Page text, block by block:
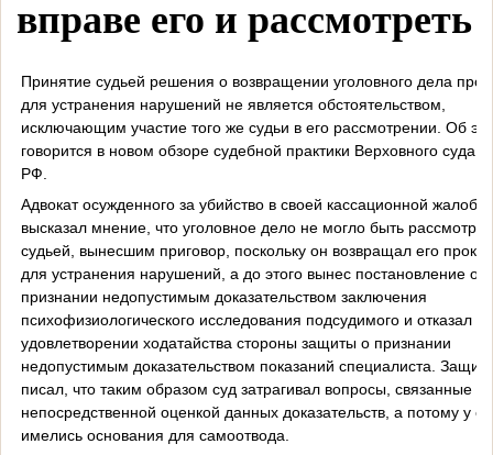
вправе его и рассмотреть
Принятие судьей решения о возвращении уголовного дела
для устранения нарушений не является обстоятельством,
исключающим участие того же судьи в его рассмотрении. Об
говорится в новом обзоре судебной практики Верховного суда
РФ.
Адвокат осужденного за убийство в своей кассационной жалобе
высказал мнение, что уголовное дело не могло быть
судьей, вынесшим приговор, поскольку он возвращал его
для устранения нарушений, а до этого вынес постановление о
признании недопустимым доказательством заключения
психофизиологического исследования подсудимого и отказал в
удовлетворении ходатайства стороны защиты о признании
недопустимым доказательством показаний специалиста.
писал, что таким образом суд затрагивал вопросы, связанные с
непосредственной оценкой данных доказательств, а потому у
имелись основания для самоотвода.